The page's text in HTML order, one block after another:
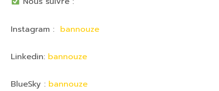
Instagram : bannouze
Linkedin: bannouze
BlueSky : bannouze